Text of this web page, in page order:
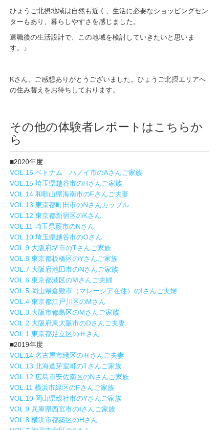
ひょうご北摂地域は自然も近く、生活に必要なショッピングセン
ターもあり、暮らしやすさを感じました。
退職後の生活設計で、この地域を検討していきたいと思いま
す。』
Kさん、ご感想ありがとうございました。ひょうご北摂エリアへ
の住み替えをお待ちしております。
その他の体験者レポートはこちらか
ら
■2020年度
VOL.16 ベトナム ハノイ市のAさんご家族
VOL.15 埼玉県越谷市のHさんご家族
VOL.14 和歌山県海南市のFさんご夫妻
VOL.13 東京都町田市のNさんカップル
VOL.12 東京都新宿区のKさん
VOL.11 埼玉県蕨市のNさん
VOL.10 埼玉県越谷市のOさん
VOL.9 大阪府堺市のTさんご家族
VOL.8 東京都板橋区のYさんご家族
VOL.7 大阪府池田市のNさんご家族
VOL.6 東京都港区のMさんご夫婦
VOL.5 岡山県倉敷市（マレーシア在住）のIさんご夫婦
VOL.4 東京都江戸川区のMさん
VOL.3 大阪市都島区のMさんご家族
VOL.2 大阪府東大阪市のDさんご夫妻
VOL.1 東京都足立区のＨさん
■2019年度
VOL.14 名古屋市緑区のＨさんご夫妻
VOL.13 北海道芽室町のTさんご家族
VOL.12 広島市安佐南区のNさんご家族
VOL.11 横浜市緑区のFさんご家族
VOL.10 岡山県総社市のYさんご家族
VOL.9 兵庫県西宮市のIさんご家族
VOL.8 横浜市都築区のHさん